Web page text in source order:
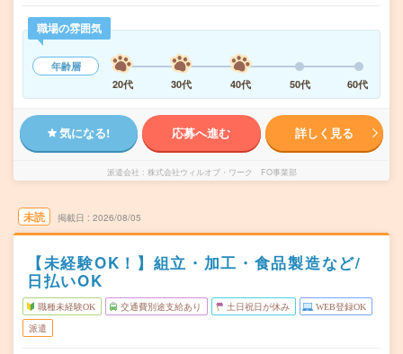
職場の雰囲気
年齢層
20代
30代 40代 50代 60代
気になる! 応募へ進む 詳しく見る
派遣会社 株式会社ウィルオブ・ワーク FO事業部
未読 掲載日 2026/08/05
【未経験OK！】組立・加工・食品製造など/
日払いOK
職種未経験OK 交通費別途支給あり 土日祝日が休み WEB登録OK
派遣